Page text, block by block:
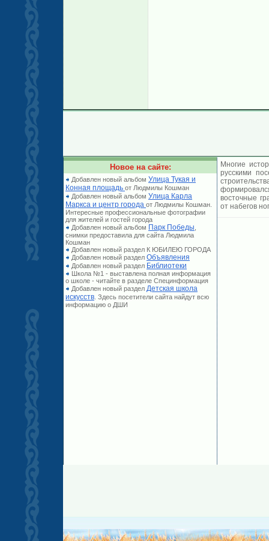
Новое на сайте:
Добавлен новый альбом Улица Тукая и
Конная площадь от Людмилы Кошман
Добавлен новый альбом Улица Карла
Маркса и центр города от Людмилы Кошман.
Интересные профессиональные фотографии
для жителей и гостей города
Добавлен новый альбом Парк Победы
снимки предоставила для сайта Людмила
Кошман
Добавлен новый раздел К ЮБИЛЕЮ ГОРОДА
Добавлен новый раздел Объявления
Добавлен новый раздел Библиотеки
Школа №1 - выставлена полная информация
о школе - читайте в разделе Специнформация
Добавлен новый раздел Детская школа
искусств . Здесь посетители сайта найдут всю
информацию о ДШИ
Многие
русскими
восточные
от набегов